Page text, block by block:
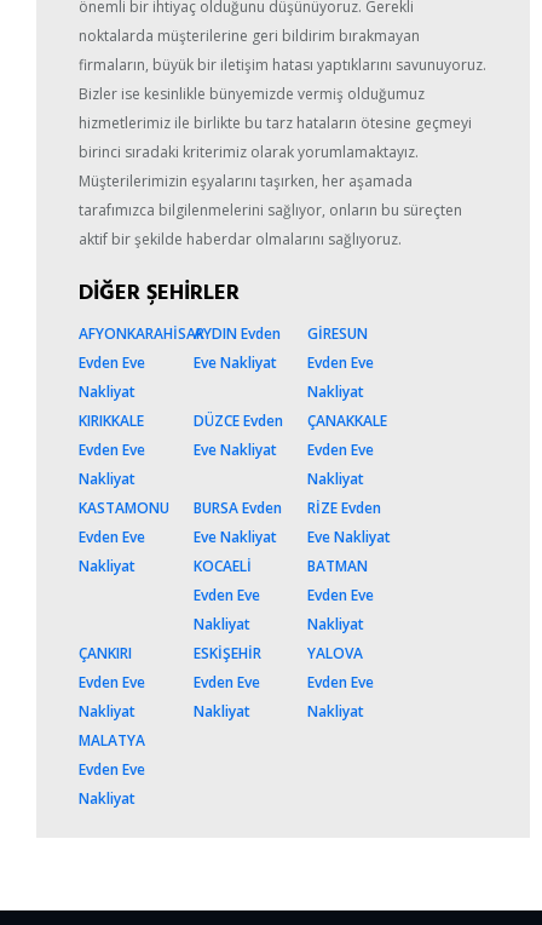
önemli bir ihtiyaç olduğunu düşünüyoruz. Gerekli
noktalarda müşterilerine geri bildirim bırakmayan
firmaların, büyük bir iletişim hatası yaptıklarını savunuyoruz.
Bizler ise kesinlikle bünyemizde vermiş olduğumuz
hizmetlerimiz ile birlikte bu tarz hataların ötesine geçmeyi
birinci sıradaki kriterimiz olarak yorumlamaktayız.
Müşterilerimizin eşyalarını taşırken, her aşamada
tarafımızca bilgilenmelerini sağlıyor, onların bu süreçten
aktif bir şekilde haberdar olmalarını sağlıyoruz.
DİĞER ŞEHİRLER
AFYONKARAHİSAR
Evden Eve
Nakliyat
AYDIN Evden
Eve Nakliyat
GİRESUN
Evden Eve
Nakliyat
KIRIKKALE
Evden Eve
Nakliyat
DÜZCE Evden
Eve Nakliyat
ÇANAKKALE
Evden Eve
Nakliyat
KASTAMONU
Evden Eve
Nakliyat
BURSA Evden
Eve Nakliyat
RİZE Evden
Eve Nakliyat
KOCAELİ
Evden Eve
Nakliyat
BATMAN
Evden Eve
Nakliyat
ÇANKIRI
Evden Eve
Nakliyat
ESKİŞEHİR
Evden Eve
Nakliyat
YALOVA
Evden Eve
Nakliyat
MALATYA
Evden Eve
Nakliyat